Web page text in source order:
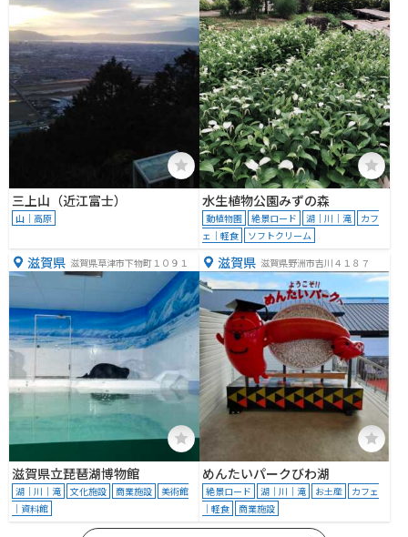
三上山（近江富士）
山｜高原
水生植物公園みずの森
動植物園 絶景ロード 湖｜川｜滝
カフ
ェ｜軽食
ソフトクリーム
滋賀県 滋賀県草津市下物町１０９１
滋賀県立琵琶湖博物館
湖｜川｜滝 文化施設 商業施設
美術館
｜資料館
滋賀県 滋賀県野洲市吉川４１８７
めんたいパークびわ湖
絶景ロード 湖｜川｜滝 お土産
カフェ
｜軽食
商業施設